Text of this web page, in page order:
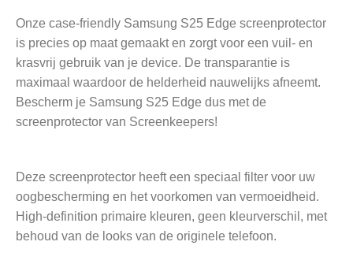
Onze case-friendly Samsung S25 Edge screenprotector
is precies op maat gemaakt en zorgt voor een vuil- en
krasvrij gebruik van je device. De transparantie is
maximaal waardoor de helderheid nauwelijks afneemt.
Bescherm je Samsung S25 Edge dus met de
screenprotector van Screenkeepers!
Deze screenprotector heeft een speciaal filter voor uw
oogbescherming en het voorkomen van vermoeidheid.
High-definition primaire kleuren, geen kleurverschil, met
behoud van de looks van de originele telefoon.